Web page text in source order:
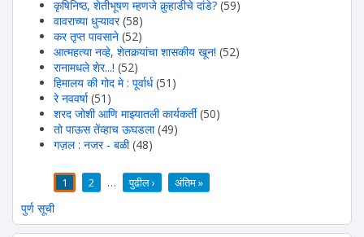
कृषिनिष्ठ, शेतीभूषण म्हणजे कुर्‍हाडीचे दांडे? (59)
वावराच्या धुऱ्यावर(58)
कर तृप्त पावसाने (52)
आत्महत्या नव्हे, शेतकर्‍यांचा शासकीय खून! (52)
रानामधले शेर...! (52)
हिमालय की गोद मे : पूर्वार्ध (51)
रे नववर्षा(51)
शरद जोशी आणि माझ्यातली कार्यकर्ती (50)
तो पाऊस तेंव्हाच ऊघडला (49)
गज़ल : नजर - बळी (48)
1 2 … पुढील › अंतिम »
पुर्ण सूची